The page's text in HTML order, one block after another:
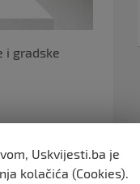
i gradske
u Nišu ima 11
Uskvijesti.ba je
kolačića (Cookies).